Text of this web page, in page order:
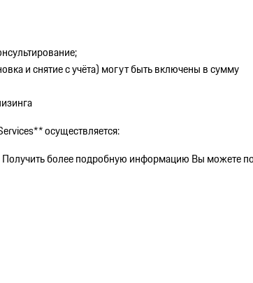
и снятие с учёта) могут быть включены в сумму
осуществляется:
более подробную информацию Вы можете